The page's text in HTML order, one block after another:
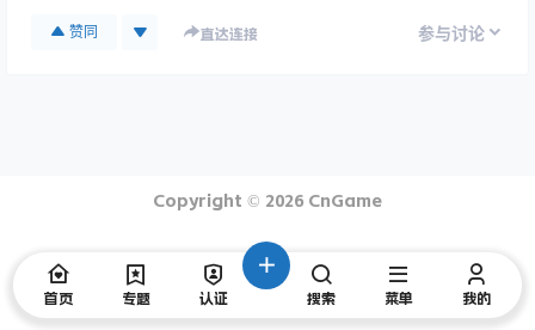
赞同 直达连接 参与讨论
Copyright © 2026 CnGame
首页 专题 认证 搜索 菜单 我的